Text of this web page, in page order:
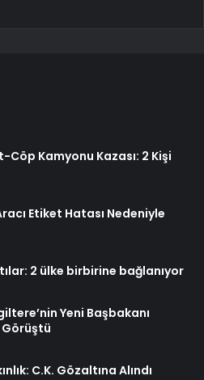
Kamyonu Kazası: 2 Kişi
Etiket Hatası Nedeniyle
2 ülke birbirine bağlanıyor
Yeni Başbakanı
C.K. Gözaltına Alındı